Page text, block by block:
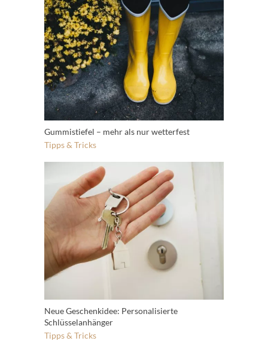
Gummistiefel – mehr als nur wetterfest
Tipps & Tricks
Neue Geschenkidee: Personalisierte
Schlüsselanhänger
Tipps & Tricks